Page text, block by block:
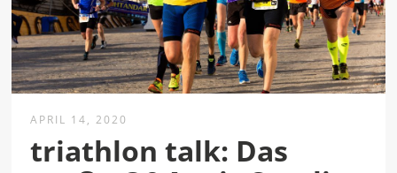
APRIL 14, 2020
triathlon talk: Das